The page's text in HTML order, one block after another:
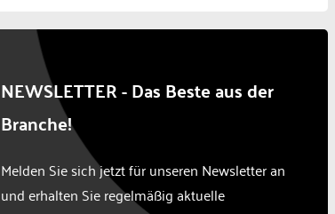
NEWSLETTER - Das Beste aus der
Branche!
Melden Sie sich jetzt für unseren Newsletter an
und erhalten Sie regelmäßig aktuelle